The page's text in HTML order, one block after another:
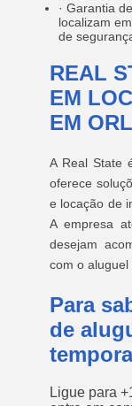
· Garantia
localizam
de
REAL
EM
EM
A Real State
oferece
e locação de
A empresa
desejam
com o aluguel
Para
de
Ligue para